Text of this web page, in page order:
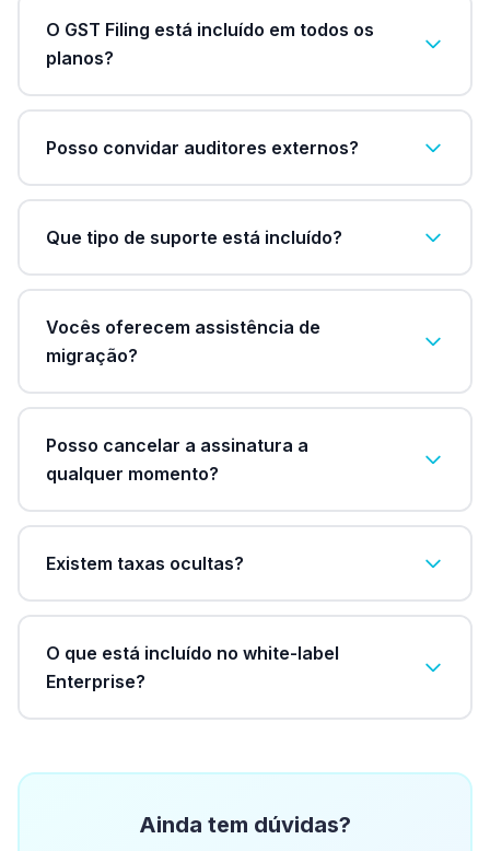
O GST Filing está incluído em todos os
planos?
Posso convidar auditores externos?
Que tipo de suporte está incluído?
Vocês oferecem assistência de
migração?
Posso cancelar a assinatura a
qualquer momento?
Existem taxas ocultas?
O que está incluído no white-label
Enterprise?
Ainda tem dúvidas?